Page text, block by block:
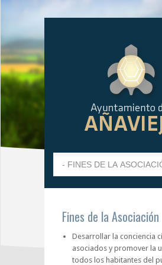
Fines de la Asociación
Desarrollar la conciencia
asociados y promover la
todos los habitantes del